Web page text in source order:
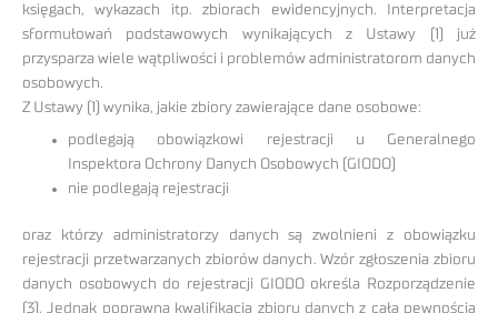
księgach, wykazach itp. zbiorach ewidencyjnych. Interpretacja
sformułowań podstawowych wynikających z Ustawy (1) już
przysparza wiele wątpliwości i problemów administratorom danych
osobowych.
Z Ustawy (1) wynika, jakie zbiory zawierające dane osobowe:
podlegają obowiązkowi rejestracji u Generalnego
Inspektora Ochrony Danych Osobowych (GIODO)
nie podlegają rejestracji
oraz którzy administratorzy danych są zwolnieni z obowiązku
rejestracji przetwarzanych zbiorów danych. Wzór zgłoszenia zbioru
danych osobowych do rejestracji GIODO określa Rozporządzenie
(3). Jednak poprawna kwalifikacja zbioru danych z całą pewnością